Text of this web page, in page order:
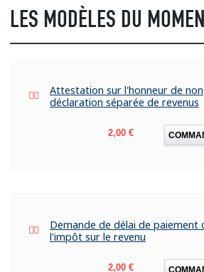
LES MODÈLES DU
Attestation sur l'honneur de non
déclaration séparée de revenus
Prix
2,00 €
Demande de délai de paiement
l'impôt sur le revenu
Prix
2,00 €